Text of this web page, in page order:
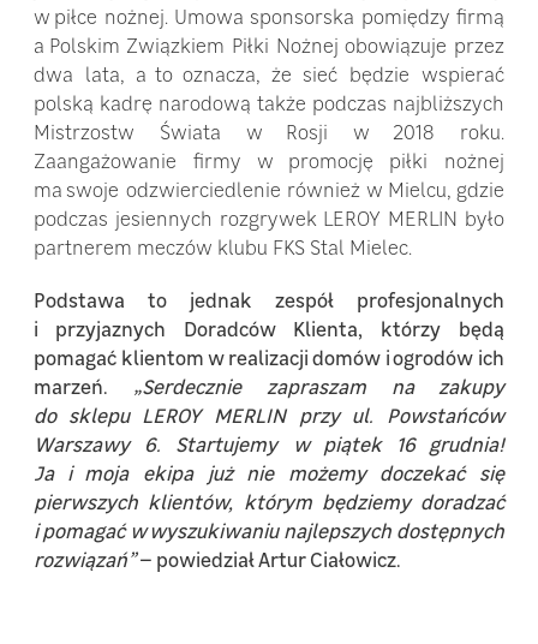
w piłce nożnej. Umowa sponsorska pomiędzy firmą
a Polskim Związkiem Piłki Nożnej obowiązuje przez
dwa lata, a to oznacza, że sieć będzie wspierać
polską kadrę narodową także podczas najbliższych
Mistrzostw Świata w Rosji w 2018 roku.
Zaangażowanie firmy w promocję piłki nożnej
ma swoje odzwierciedlenie również w Mielcu, gdzie
podczas jesiennych rozgrywek LEROY MERLIN było
partnerem meczów klubu FKS Stal Mielec.
Podstawa to jednak zespół profesjonalnych
i przyjaznych Doradców Klienta, którzy będą
pomagać klientom w realizacji domów i ogrodów ich
marzeń. „Serdecznie zapraszam na zakupy
do sklepu LEROY MERLIN przy ul. Powstańców
Warszawy 6. Startujemy w piątek 16 grudnia!
Ja i moja ekipa już nie możemy doczekać się
pierwszych klientów, którym będziemy doradzać
i pomagać w wyszukiwaniu najlepszych dostępnych
rozwiązań”– powiedział Artur Ciałowicz.